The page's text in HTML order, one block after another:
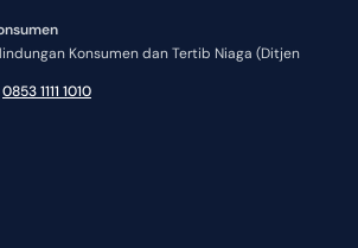
Konsumen dan Tertib Niaga (Ditjen
0853 1111 1010